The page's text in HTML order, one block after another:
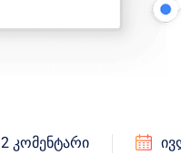
2 ᲙᲝᲛᲔᲜᲢᲐᲠᲘ